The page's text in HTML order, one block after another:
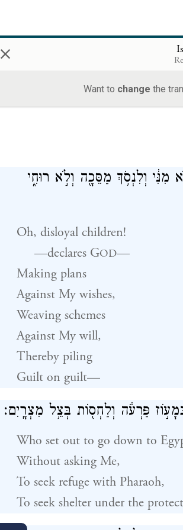
×
Want to change the
מִנִּ֔י וְלִנְסֹ֥ךְ מַסֵּכָ֖ה וְלֹ֣א רוּחִ֑י
Oh, disloyal children!
—declares GOD—
Making plans
Against My wishes,
Weaving schemes
Against My will,
Thereby piling
Guilt on guilt—
פַּרְעֹ֔ה וְלַחְס֖וֹת בְּצֵ֥ל מִצְרָֽיִם׃
Who set out to go down to
Without asking Me,
To seek refuge with Pharaoh,
To seek shelter under the